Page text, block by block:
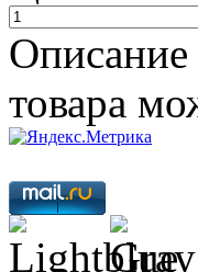
Описание
товара